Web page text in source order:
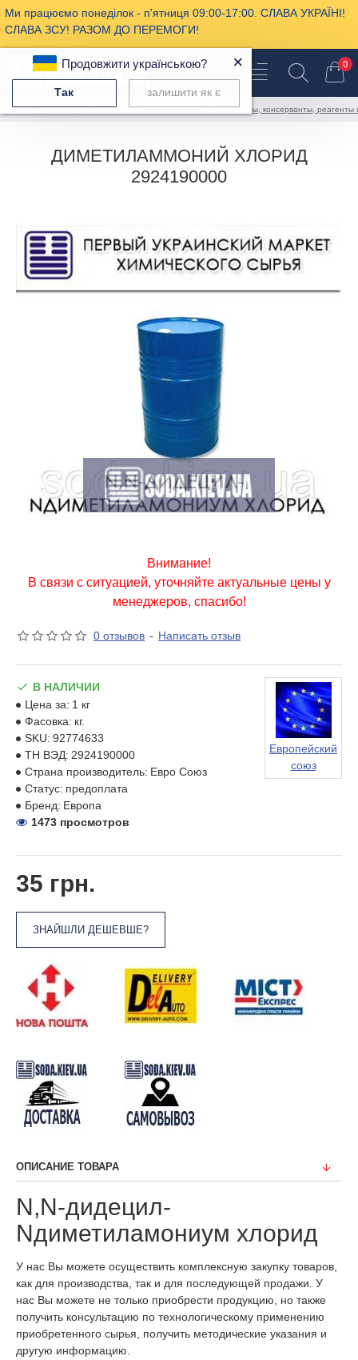
Ми працюємо понеділок - п'ятниця 09:00-17:00. СЛАВА УКРАЇНІ!
СЛАВА ЗСУ! РАЗОМ ДО ПЕРЕМОГИ!
0
Промышленная химия Химическое сырье Энзимы, консерванты, реагенты
ДИМЕТИЛАММОНИЙ ХЛОРИД
2924190000
Внимание!
В связи с ситуацией, уточняйте актуальные цены у
менеджеров, спасибо!
0 отзывов - Написать отзыв
35 грн.
ЗНАЙШЛИ ДЕШЕВШЕ?
В НАЛИЧИИ
Цена за: 1 кг
Фасовка: кг.
SKU: 92774633
ТН ВЭД: 2924190000
Страна производитель: Евро Союз
Статус: предоплата
Бренд: Европа
Европейский
союз
1473 просмотров
ОПИСАНИЕ ТОВАРА
N,N-дидецил-
Nдиметиламониум хлорид
У нас Вы можете осуществить комплексную закупку товаров,
как для производства, так и для последующей продажи. У
нас Вы можете не только приобрести продукцию, но также
получить консультацию по технологическому применению
приобретенного сырья, получить методические указания и
другую информацию.
Продовжити українською? ×
Так залишити як є